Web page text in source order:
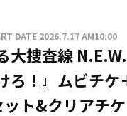
DATE 2026.7.17 AM10:00
大捜査線
ろ！』ムビチケ
ト&クリアチ